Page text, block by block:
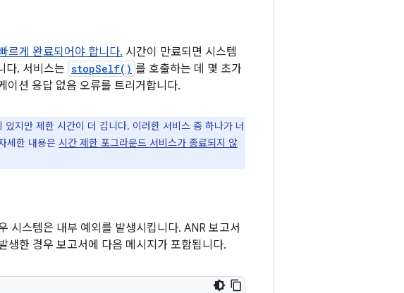
르게 완료되어야 합니다. 시간이 만료되면 시스템
다. 서비스는 stopSelf() 를 호출하는 데 몇 초가
이션 응답 없음 오류를 트리거합니다.
지만 제한 시간이 더 깁니다. 이러한 서비스 중 하나가 너
세한 내용은 시간 제한 포그라운드 서비스가 종료되지 않
시스템은 내부 예외를 발생시킵니다. ANR 보고서
생한 경우 보고서에 다음 메시지가 포함됩니다.